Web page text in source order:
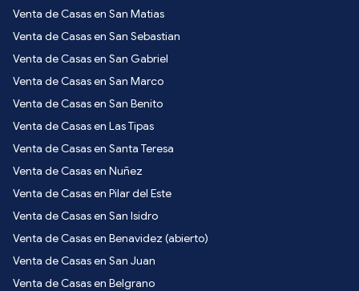
Venta de Casas en San Matias
Venta de Casas en San Sebastian
Venta de Casas en San Gabriel
Venta de Casas en San Marco
Venta de Casas en San Benito
Venta de Casas en Las Tipas
Venta de Casas en Santa Teresa
Venta de Casas en Nuñez
Venta de Casas en Pilar del Este
Venta de Casas en San Isidro
Venta de Casas en Benavidez (abierto)
Venta de Casas en San Juan
Venta de Casas en Belgrano